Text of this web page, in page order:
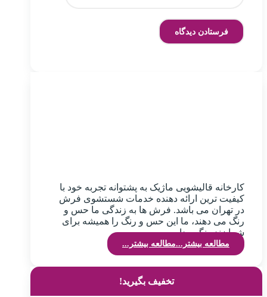
کارخانه قالیشویی ماژیک به پشتوانه تجربه خود با
کیفیت ترین ارائه دهنده خدمات شستشوی فرش
در تهران می باشد. فرش ها به زندگی ما حس و
رنگ می دهند، ما این حس و رنگ را همیشه برای
شما زنده نگهمیداریم.
مطالعه بیشتر...مطالعه بیشتر...
تخفیف بگیرید!